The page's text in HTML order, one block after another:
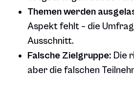
Themen werden
Aspekt fehlt – die
Ausschnitt.
Falsche Zielgruppe: Die
aber die falschen